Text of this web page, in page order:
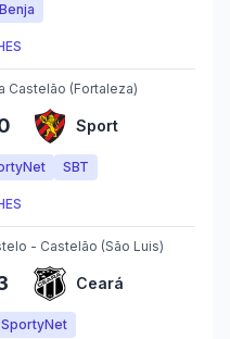
Castelão (Fortaleza)
Sport
SBT
- Castelão (São Luis)
Ceará
SportyNet